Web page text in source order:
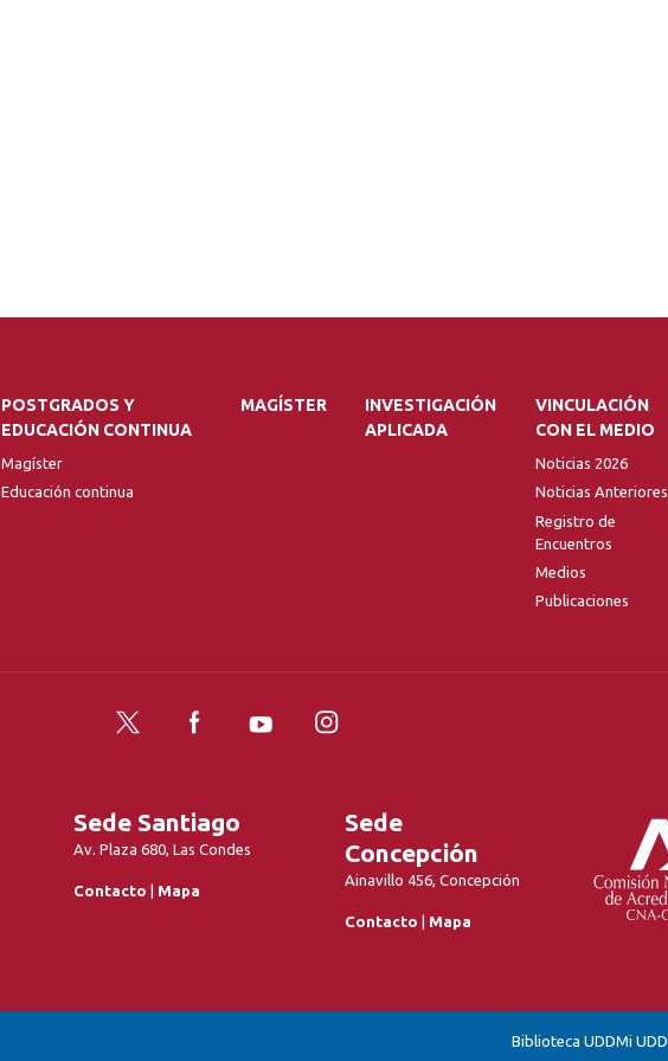
POSTGRADOS Y
EDUCACIÓN CONTINUA
Magíster
Educación continua
MAGÍSTER
INVESTIGACIÓN
APLICADA
VINCULACIÓN
CON EL MEDIO
Noticias 2026
Noticias Anteriores
Registro de
Encuentros
Medios
Publicaciones
Twitter FacebookYouTubeInstagram
Sede Santiago
Av. Plaza 680, Las Condes
Contacto | Mapa
Sede
Concepción
Ainavillo 456, Concepción
Contacto | Mapa
Biblioteca UDDMi UDD